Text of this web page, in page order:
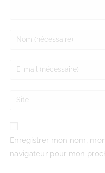
Enregistrer mon nom,
navigateur pour mon